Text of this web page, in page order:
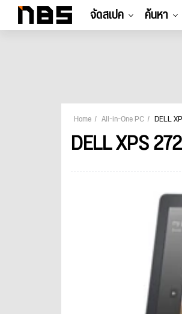
จัดสเปค ค้นหา
Home All-in-One PC DELL
DELL XPS